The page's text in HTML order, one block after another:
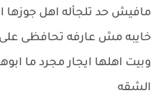
مافيش حد تلجأله اهل جوزها
خايبه مش عارفه تحافظى
وبيت اهلها ايجار مجرد ما
الشقه